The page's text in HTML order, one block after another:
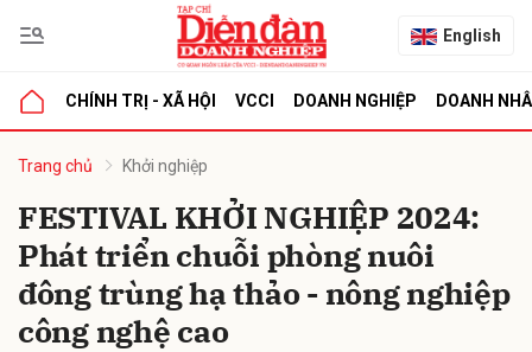
English
CHÍNH TRỊ - XÃ HỘI VCCI DOANH NGHIỆP DOANH
Trang chủ Khởi nghiệp
FESTIVAL KHỞI NGHIỆP 2024:
Phát triển chuỗi phòng nuôi
đông trùng hạ thảo - nông nghiệp
công nghệ cao
luận